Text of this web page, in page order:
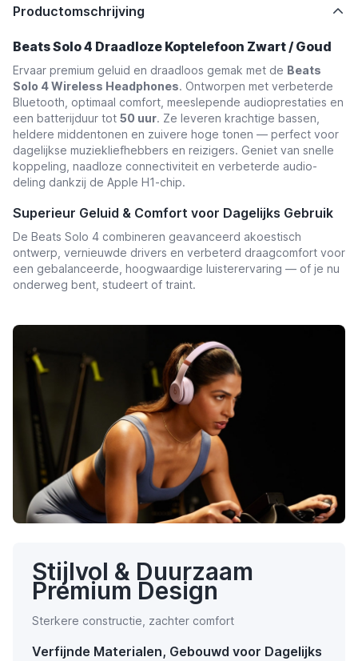
Productomschrijving
Beats Solo 4 Draadloze Koptelefoon Zwart / Goud
Ervaar premium geluid en draadloos gemak met de Beats
Solo 4 Wireless Headphones. Ontworpen met verbeterde
Bluetooth, optimaal comfort, meeslepende audioprestaties en
een batterijduur tot 50 uur. Ze leveren krachtige bassen,
heldere middentonen en zuivere hoge tonen — perfect voor
dagelijkse muziekliefhebbers en reizigers. Geniet van snelle
koppeling, naadloze connectiviteit en verbeterde audio-
deling dankzij de Apple H1-chip.
Superieur Geluid & Comfort voor Dagelijks Gebruik
De Beats Solo 4 combineren geavanceerd akoestisch
ontwerp, vernieuwde drivers en verbeterd draagcomfort voor
een gebalanceerde, hoogwaardige luisterervaring — of je nu
onderweg bent, studeert of traint.
Stijlvol & Duurzaam
Premium Design
Sterkere constructie, zachter comfort
Verfijnde Materialen, Gebouwd voor Dagelijks